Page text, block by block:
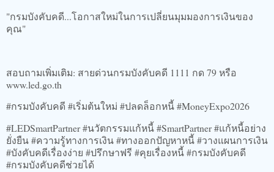
"กรมบังคับคดี...โอกาสใหม่ในการเปลี่ยนมุมมองการเงินของ
คุณ"
สอบถามเพิ่มเติม: สายด่วนกรมบังคับคดี 1111 กด 79 หรือ
www.led.go.th
#กรมบังคับคดี #เริ่มต้นใหม่ #ปลดล็อกหนี้ #MoneyExpo2026
#LEDSmartPartner #นวัตกรรมแก้หนี้ #SmartPartner #แก้หนี้อย่าง
ยั่งยืน #ความรู้ทางการเงิน #ทางออกปัญหาหนี้ #วางแผนการเงิน
#บังคับคดีเรื่องง่าย #ปรึกษาฟรี #คุยเรื่องหนี้ #กรมบังคับคดี
#กรมบังคับคดีช่วยได้